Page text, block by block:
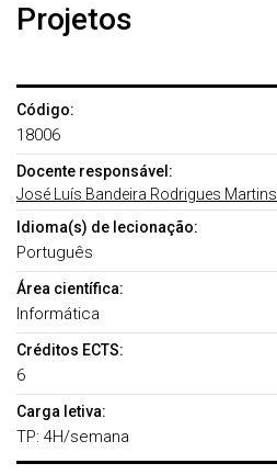
Projetos
Código:
18006
Docente responsável:
José Luís Bandeira Rodrigues Martins
Idioma(s) de lecionação:
Português
Área científica:
Informática
Créditos ECTS:
6
Carga letiva:
TP: 4H/semana